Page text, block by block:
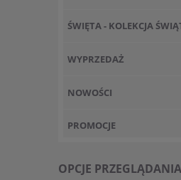
ŚWIĘTA - KOLEKCJA
WYPRZEDAŻ
NOWOŚCI
PROMOCJE
OPCJE PRZEGLĄDANIA